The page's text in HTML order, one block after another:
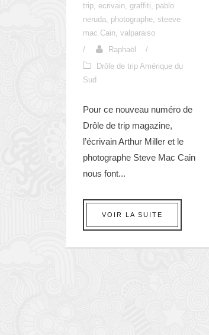
trip ecrivain graffiti
pablo
neruda
photographe steeve
mac Cain valparaiso
/
Raphaël
/
Drôle de trip Amérique du
Sud
Pour ce nouveau numéro de
Drôle de trip magazine,
l’écrivain Arthur Miller et le
photographe Steve Mac Cain
nous font...
VOIR LA SUITE